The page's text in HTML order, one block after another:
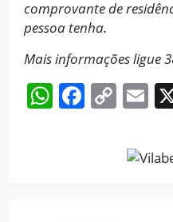
comprovante de
pessoa tenha.
Mais informações ligue